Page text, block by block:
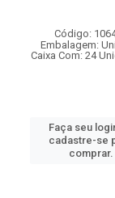
Código:
Embalagem:
Caixa Com: 24
Faça seu
cadastre-se
comprar.